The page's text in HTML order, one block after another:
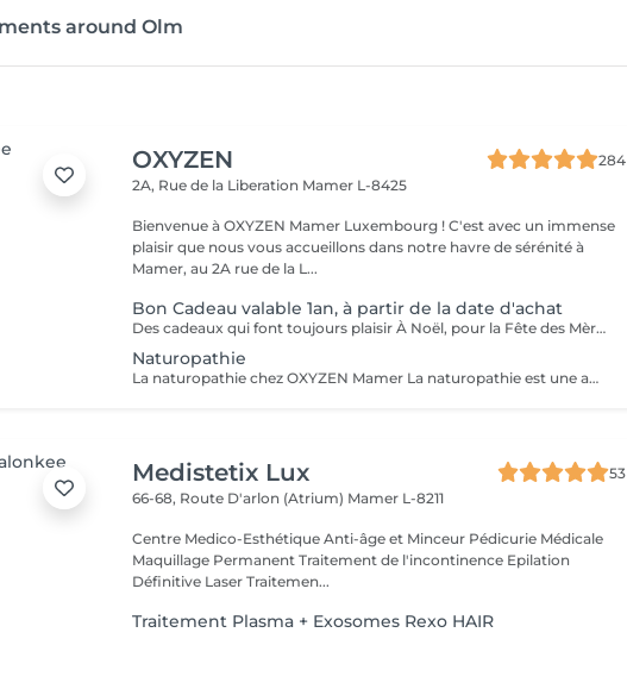
around Olm
OXYZEN
284
2A, Rue de la Liberation Mamer L-8425
Bienvenue à OXYZEN Mamer Luxembourg ! C'est avec un immense
plaisir que nous vous accueillons dans notre havre de sérénité à
Mamer, au 2A rue de la L...
Bon Cadeau valable 1an, à partir de la date d'achat
Des cadeaux qui font toujours plaisir À Noël, pour la Fête des Mères, des Pères, des Grands-Mères, la Saint-Valentin, un anniversaire ou simplement pour faire plaisir : les bons cadeaux OXYZEN sont l'attention idéale. Offrez à vos proches une véritable expérience de bien-être inoubliable. * Vous pouvez acheter vos bons cadeaux directement en ligne sur Salonkee, de façon simple et sécurisée. * Vous pouvez également les commander via notre site internet : https://www.oxyzen.lu Sur notre site, vous avez la possibilité de recevoir un bon cadeau personnalisé, prêt à être imprimé, utilisable immédiatement. Nos bons cadeaux sont valides 1 an à compter de leur date d'achat. Ils peuvent être envoyés par courrier à l'adresse de votre choix ou reçus par mail immédiatement après validation de votre achat . Et si vous préférez le contact direct, il est aussi possible de venir les récupérer en mains propres sur rendez-vous.
Naturopathie
La naturopathie chez OXYZEN Mamer La naturopathie est une approche naturelle et personnalisée qui aide votre corps à retrouver équilibre et vitalité. Chez OXYZEN, nous mettons l'accent sur l'essentiel : la digestion. Une bonne digestion, c'est moins de ballonnements, plus d'énergie, un meilleur sommeil et des défenses renforcées. Pour cela, nous vous guidons notamment sur les bonnes associations alimentaires, afin de faciliter le travail digestif et d'éviter les inconforts. Chaque séance est un moment d'écoute et de conseils pratiques adaptés à votre rythme : hygiène alimentaire, sommeil, gestion du stress, plantes et solutions naturelles. Pas de frustration : l'idée est d'avancer étape par étape, pour des changements durables. Prenez rendez-vous dès aujourd'hui et découvrez comment améliorer votre bien-être en commençant par votre système digestif. Avertissement : Nos soins sont dédiés au bien-être et à la relaxation. Ils ne remplacent pas un suivi médical et ne relèvent pas de la kinésithérapie.
Medistetix Lux
53
66-68, Route D'arlon (Atrium) Mamer L-8211
Centre Medico-Esthétique Anti-âge et Minceur Pédicurie Médicale
Maquillage Permanent Traitement de l'incontinence Epilation
Définitive Laser Traitemen...
Traitement Plasma + Exosomes Rexo HAIR